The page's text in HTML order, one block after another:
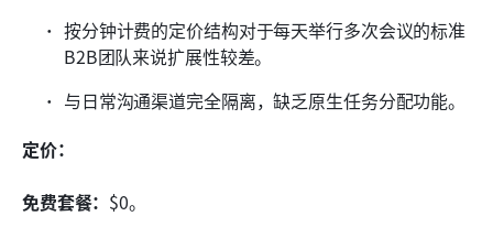
按分钟计费的定价结构对于每天举行多次会议的标准
B2B团队来说扩展性较差。
与日常沟通渠道完全隔离，缺乏原生任务分配功能。
定价：
免费套餐： $0。